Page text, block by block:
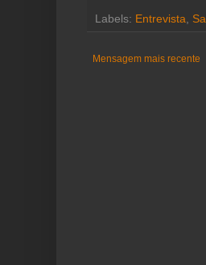
Labels: Entrevista,
Mensagem mais recente